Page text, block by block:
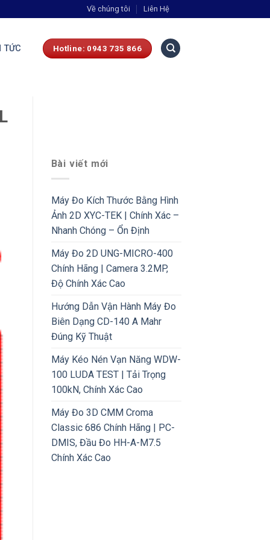
Về chúng tôi Liên Hệ
TỨC Hotline: 0943 735 866
Bài viết mới
Máy Đo Kích Thước Bằng Hình
Ảnh 2D XYC-TEK | Chính Xác –
Nhanh Chóng – Ổn Định
Máy Đo 2D UNG-MICRO-400
Chính Hãng | Camera 3.2MP,
Độ Chính Xác Cao
Hướng Dẫn Vận Hành Máy Đo
Biên Dạng CD-140 A Mahr
Đúng Kỹ Thuật
Máy Kéo Nén Vạn Năng WDW-
100 LUDA TEST | Tải Trọng
100kN, Chính Xác Cao
Máy Đo 3D CMM Croma
Classic 686 Chính Hãng | PC-
DMIS, Đầu Đo HH-A-M7.5
Chính Xác Cao